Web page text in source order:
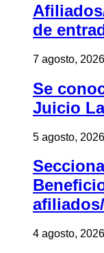
de
7 agosto, 2026
Se
Juicio
5 agosto, 2026
4 agosto, 2026